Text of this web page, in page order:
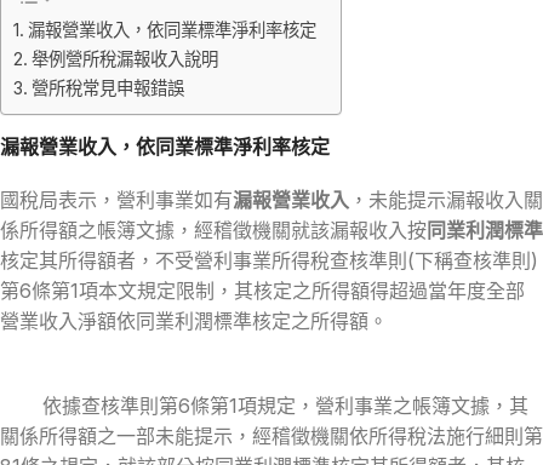
漏報營業收入，依同業標準淨利率核定
舉例營所稅漏報收入說明
營所稅常見申報錯誤
漏報營業收入，依同業標準淨利率核定
國稅局表示，營利事業如有漏報營業收入 ，未能提示漏報收入關
係所得額之帳簿文據，經稽徵機關就該漏報收入按同業利潤標準
核定其所得額者，不受營利事業所得稅查核準則(下稱查核準則)
第6條第1項本文規定限制，其核定之所得額得超過當年度全部
營業收入淨額依同業利潤標準核定之所得額。
依據查核準則第6條第1項規定，營利事業之帳簿文據，其
關係所得額之一部未能提示，經稽徵機關依所得稅法施行細則第